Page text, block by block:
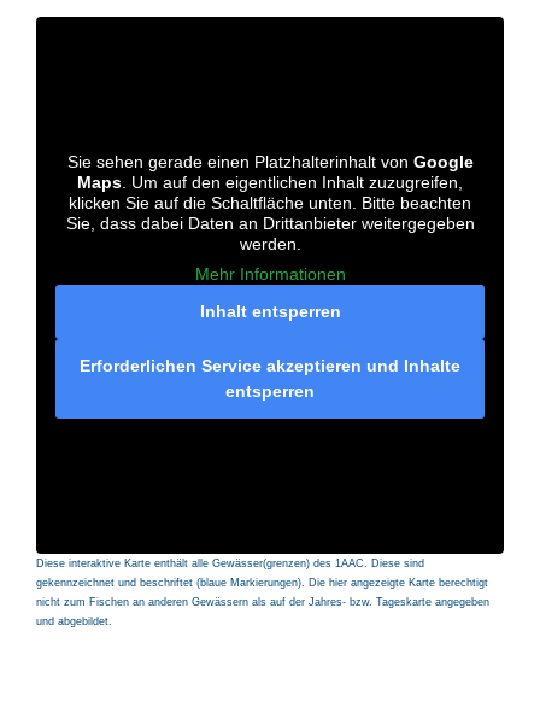
Sie sehen gerade einen Platzhalterinhalt von Google
Maps. Um auf den eigentlichen Inhalt zuzugreifen,
klicken Sie auf die Schaltfläche unten. Bitte beachten
Sie, dass dabei Daten an Drittanbieter weitergegeben
werden.
Mehr Informationen
Inhalt entsperren
Erforderlichen Service akzeptieren und Inhalte
entsperren
Diese interaktive Karte enthält alle Gewässer(grenzen) des 1AAC. Diese sind
gekennzeichnet und beschriftet (blaue Markierungen). Die hier angezeigte Karte berechtigt
nicht zum Fischen an anderen Gewässern als auf der Jahres- bzw. Tageskarte angegeben
und abgebildet.